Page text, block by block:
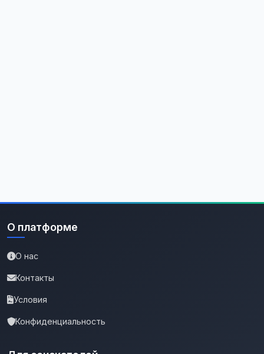
О платформе
О нас
Контакты
Условия
Конфиденциальность